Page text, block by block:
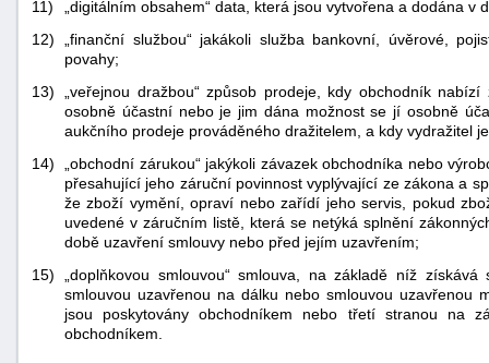
11)
„digitálním obsahem“ data, která jsou vytvořena a dodána v
12)
„finanční službou“ jakákoli služba bankovní, úvěrové,
povahy;
13)
„veřejnou dražbou“ způsob prodeje, kdy obchodník
osobně účastní nebo je jim dána možnost se jí osobně
aukčního prodeje prováděného dražitelem, a kdy vydražitel
14)
„obchodní zárukou“ jakýkoli závazek obchodníka nebo
přesahující jeho záruční povinnost vyplývající ze zákona a
že zboží vymění, opraví nebo zařídí jeho servis, pokud
uvedené v záručním listě, která se netýká splnění
době uzavření smlouvy nebo před jejím uzavřením;
15)
„doplňkovou smlouvou“ smlouva, na základě níž
smlouvou uzavřenou na dálku nebo smlouvou uzavřenou
jsou poskytovány obchodníkem nebo třetí stranou na
obchodníkem.